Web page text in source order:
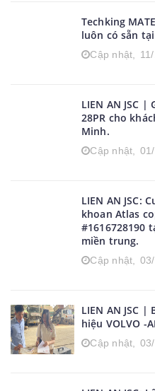
Techking
luôn có sẵn
Cập nhật,
LIEN AN JSC |
28PR cho
Minh.
Cập nhật,
LIEN AN JSC:
khoan Atlas
#1616728190
miền trung.
Cập nhật,
LIEN AN JSC
hiệu VOLVO -
Cập nhật,